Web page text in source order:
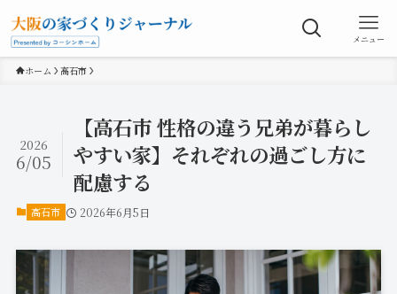
メニュー
ホーム 高石市
【高石市 性格の違う兄弟が暮らし
やすい家】それぞれの過ごし方に
配慮する
2026
6/05
高石市 2026年6月5日